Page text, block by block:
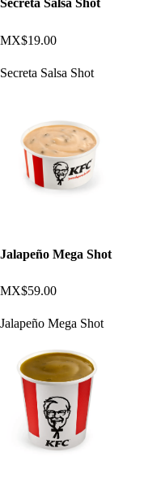
Secreta Salsa Shot
MX$19.00
Secreta Salsa Shot
Jalapeño Mega Shot
MX$59.00
Jalapeño Mega Shot